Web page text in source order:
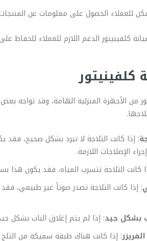
للعملاء الحصول على معلومات عن
كلفينيتور الدعم اللازم للعملاء
كلفينيتور
من الأجهزة المنزلية الهامة، وقد
: إذا كانت الثلاجة لا تبرد بشكل صحيح،
الإصلاحات اللازمة.
كانت الثلاجة تتسرب المياه، فقد يكون هذا
: إذا كانت الثلاجة تصدر صوتاً غير طبيعي،
بشكل جيد: إذا لم يتم إغلاق الباب بشكل
: إذا كانت هناك طبقة سميكة من